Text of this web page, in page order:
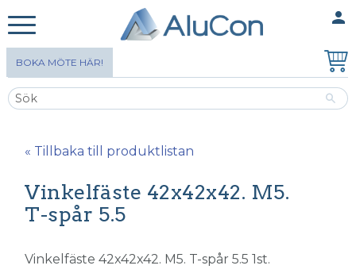
person
BOKA MÖTE HÄR!
« Tillbaka till produktlistan
Vinkelfäste 42x42x42. M5.
T-spår 5.5
Vinkelfäste 42x42x42. M5. T-spår 5.5 1st.